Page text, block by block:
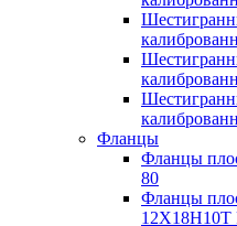
Фланцы
Фланцы
80
Фланцы
12Х18Н10Т